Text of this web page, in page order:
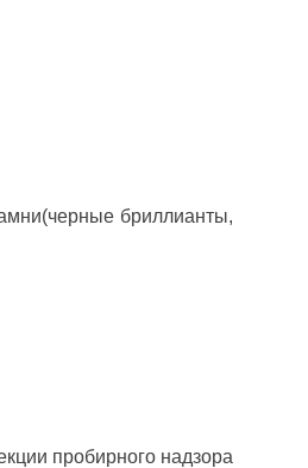
бриллианты,
пробирного надзора